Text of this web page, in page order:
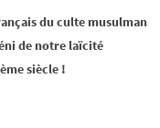
du culte musulman
de notre laïcité
siècle !